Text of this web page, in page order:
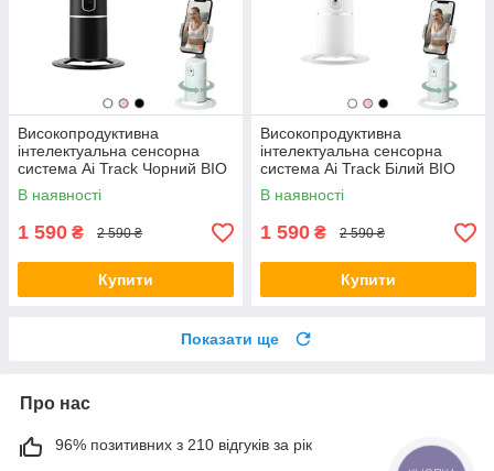
Високопродуктивна
інтелектуальна сенсорна
система Ai Track Чорний BIO
В наявності
1 590 ₴ 2 590 ₴
Купити
Високопродуктивна
інтелектуальна сенсорна
система Ai Track Білий BIO
В наявності
1 590 ₴ 2 590 ₴
Купити
Показати ще
Про нас
96% позитивних з 210 відгуків за рік